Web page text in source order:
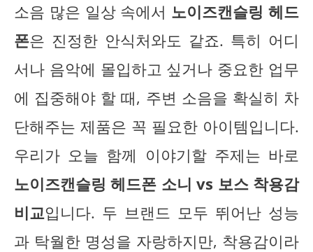
소음 많은 일상 속에서 노이즈캔슬링 헤드
폰은 진정한 안식처와도 같죠. 특히 어디
서나 음악에 몰입하고 싶거나 중요한 업무
에 집중해야 할 때, 주변 소음을 확실히 차
단해주는 제품은 꼭 필요한 아이템입니다.
우리가 오늘 함께 이야기할 주제는 바로
노이즈캔슬링 헤드폰 소니 vs 보스 착용감
비교입니다. 두 브랜드 모두 뛰어난 성능
과 탁월한 명성을 자랑하지만, 착용감이라